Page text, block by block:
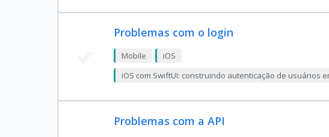
Problemas com o login
Mobile
iOS
iOS com SwiftUI: construindo autenticação de usuários
Problemas com a API